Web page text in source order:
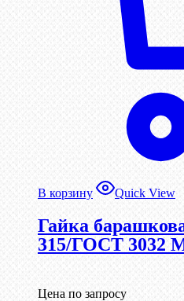
В корзину Quick View
Гайка
315/ГОСТ 3032
Цена по запросу